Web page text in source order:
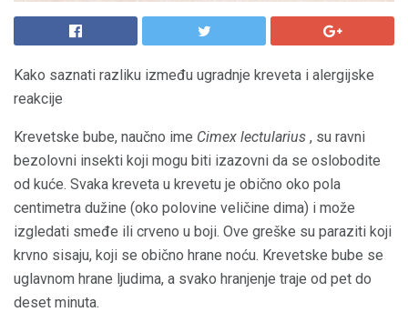
Kako saznati razliku između ugradnje kreveta i alergijske
reakcije
Krevetske bube, naučno ime Cimex lectularius , su ravni
bezolovni insekti koji mogu biti izazovni da se oslobodite
od kuće. Svaka kreveta u krevetu je obično oko pola
centimetra dužine (oko polovine veličine dima) i može
izgledati smeđe ili crveno u boji. Ove greške su paraziti koji
krvno sisaju, koji se obično hrane noću. Krevetske bube se
uglavnom hrane ljudima, a svako hranjenje traje od pet do
deset minuta.